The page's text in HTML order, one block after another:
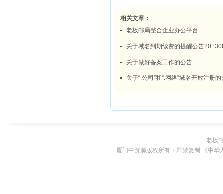
老板
厦门中资源版权所有・严禁复制 《中